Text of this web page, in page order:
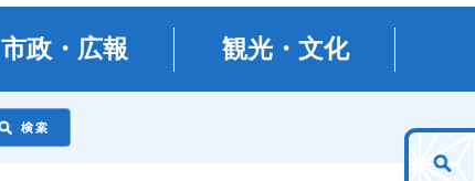
市政・広報 観光・文化